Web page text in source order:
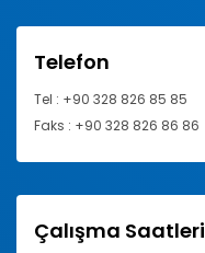
Telefon
Tel : +90 328 826 85 85
Faks : +90 328 826 86 86
Çalışma Saatleri